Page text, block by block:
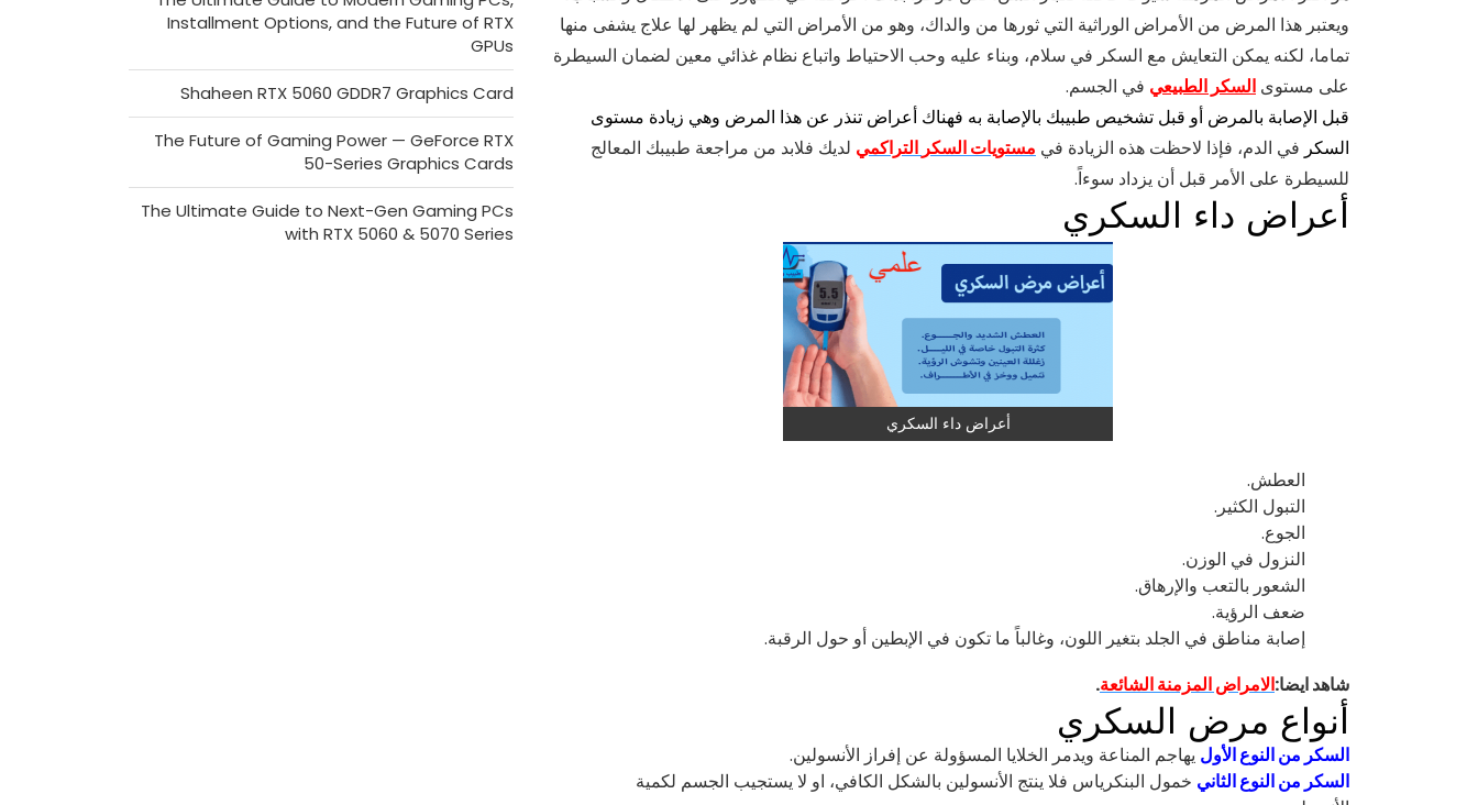
ويعتبر هذا المرض من الأمراض الوراثية التي ثورها من والداك، وهو من الأمراض التي لم يظهر لها علاج يشفى منها
تماما، لكنه يمكن التعايش مع السكر في سلام، وبناء عليه وحب الاحتياط واتباع نظام غذائي معين لضمان السيطرة
على مستوى السكر الطبيعي في الجسم.
قبل الإصابة بالمرض أو قبل تشخيص طبيبك بالإصابة به فهناك أعراض تنذر عن هذا المرض وهي زيادة مستوى
السكر في الدم، فإذا لاحظت هذه الزيادة في مستوياتالسكر التراكمي لديك فلابد من مراجعة طبيبك المعالج
للسيطرة على الأمر قبل أن يزداد سوءاً.
أعراض داء السكري
أعراض داء السكري
العطش.
التبول الكثير.
الجوع.
النزول في الوزن.
الشعور بالتعب والإرهاق.
ضعف الرؤية.
إصابة مناطق في الجلد بتغير اللون، وغالباً ما تكون في الإبطين أو حول الرقبة.
شاهد ايضا:الامراض المزمنة الشائعة.
أنواع مرض السكري
السكر من النوع الأول يهاجم المناعة ويدمر الخلايا المسؤولة عن إفراز الأنسولين.
السكر من النوع الثاني خمول البنكرياس فلا ينتج الأنسولين بالشكل الكافي، او لا يستجيب الجسم لكمية
Installment Options, and the Future of RTX
GPUs
Shaheen RTX 5060 GDDR7 Graphics Card
The Future of Gaming Power — GeForce RTX
50-Series Graphics Cards
The Ultimate Guide to Next-Gen Gaming PCs
with RTX 5060 & 5070 Series